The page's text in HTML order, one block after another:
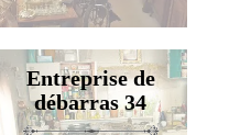
Entreprise de
débarras 34